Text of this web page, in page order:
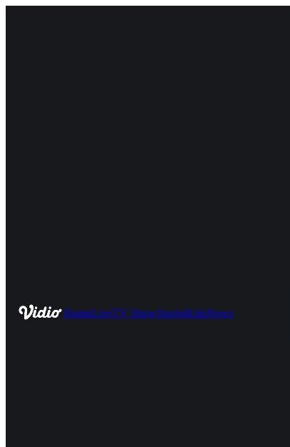
HomeLiveTV ShowSportsKidsNews